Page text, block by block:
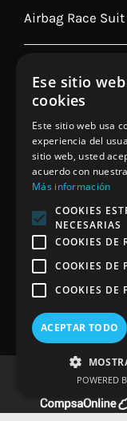
Airbag Race Suit
840,00€
Cojin
45,00€
© Copyright 2026
Ese sitio
cookies
Este sitio web usa
experiencia del
sitio web, usted
acuerdo con
Más información
COOKIES
NECESARIAS
COOKIES DE
COOKIES DE
COOKIES DE
ACEPTAR TODO
POWERED